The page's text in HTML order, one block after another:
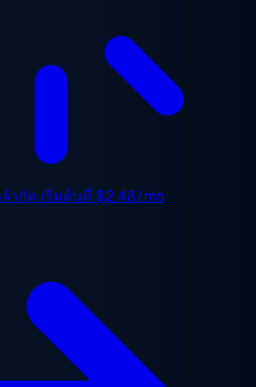
ำกัด เริ่มต้นที่ $2.48/mo